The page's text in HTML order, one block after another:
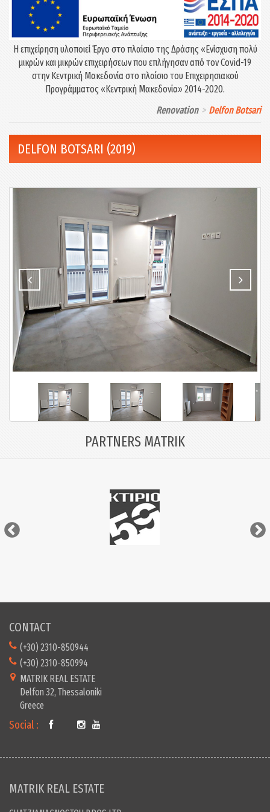
Η επιχείρηση υλοποιεί Έργο στο πλαίσιο της Δράσης «Eνίσχυση πολύ
μικρών και μικρών επιχειρήσεων που επλήγησαν από τον Covid-19
στην Κεντρική Μακεδονία στο πλαίσιο του Επιχειρησιακού
Προγράμματος «Κεντρική Μακεδονία» 2014-2020.
Renovation
Delfon Botsari
DELFON BOTSARI (2019)
PARTNERS MATRIK
CONTACT
(+30) 2310-850944
(+30) 2310-850994
MATRIK REAL ESTATE
Delfon 32, Thessaloniki
Greece
Social :
MATRIK REAL ESTATE